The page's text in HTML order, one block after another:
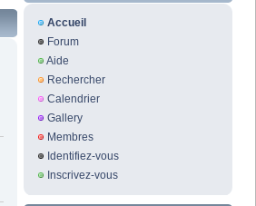
Accueil
Forum
Aide
Rechercher
Calendrier
Gallery
Membres
Identifiez-vous
Inscrivez-vous